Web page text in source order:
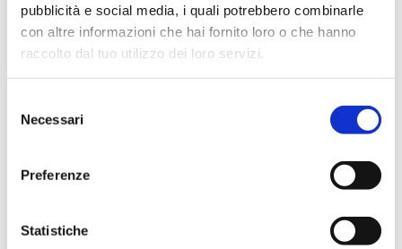
pubblicità e social media, i quali potrebbero combinarle
con altre informazioni che hai fornito loro o che hanno
raccolto dal tuo utilizzo dei loro servizi.
delNecessari
Preferenze
Statistiche
Distanza tra i ripiani: 33 cm
La tua casa merita il
meglio, anche nel servizio.